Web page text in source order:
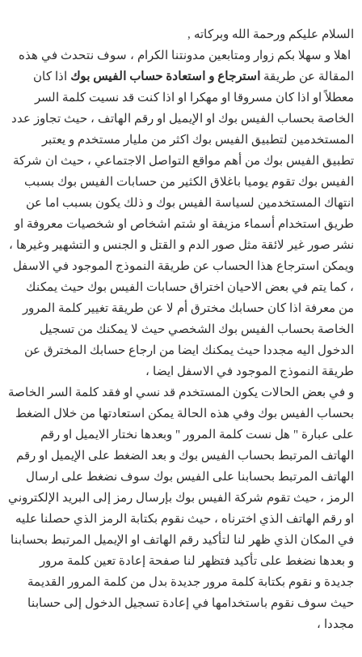
السلام عليكم ورحمة الله وبركاته ,
اهلا و سهلا بكم زوار ومتابعين مدونتنا الكرام ، سوف نتحدث في هذه
المقالة عن طريقة
استرجاع و استعادة حساب الفيس بوك اذا كان
معطلاً او اذا كان مسروقا او مهكرا او اذا كنت قد نسيت كلمة السر
الخاصة بحساب الفيس بوك او الإيميل او رقم الهاتف ، حيث تجاوز عدد
المستخدمين لتطبيق الفيس بوك اكثر من مليار مستخدم و يعتبر
تطبيق الفيس بوك من أهم مواقع التواصل الاجتماعي ، حيث ان شركة
الفيس بوك تقوم يوميا باغلاق الكثير من حسابات الفيس بوك بسبب
انتهاك المستخدمين لسياسة الفيس بوك و ذلك يكون بسبب اما عن
طريق استخدام أسماء مزيفة او شتم اشخاص او شخصيات معروفة او
نشر صور غير لائقة مثل صور الدم و القتل و الجنس و التشهير وغيرها ،
ويمكن استرجاع هذا الحساب عن طريقة النموذج الموجود في الاسفل
، كما يتم في بعض الاحيان اختراق حسابات الفيس بوك حيث يمكنك
من معرفة اذا كان حسابك مخترق أم لا عن طريقة تغيير كلمة المرور
الخاصة بحساب الفيس بوك الشخصي حيث لا يمكنك من تسجيل
الدخول اليه مجددا حيث يمكنك ايضا من ارجاع حسابك المخترق عن
طريقة النموذج الموجود في الاسفل ايضا ،
و في بعض الحالات يكون المستخدم قد نسي او فقد كلمة السر الخاصة
بحساب الفيس بوك وفي هذه الحالة يمكن استعادتها من خلال الضغط
على عبارة " هل نست كلمة المرور " وبعدها نختار الايميل او رقم
الهاتف المرتبط بحساب الفيس بوك و بعد الضغط على الإيميل او رقم
الهاتف المرتبط بحسابنا على الفيس بوك سوف نضغط على ارسال
الرمز ، حيث تقوم شركة الفيس بوك بإرسال رمز إلى البريد الإلكتروني
او رقم الهاتف الذي اخترناه ، حيث نقوم بكتابة الرمز الذي حصلنا عليه
في المكان الذي ظهر لنا لتأكيد رقم الهاتف او الإيميل المرتبط بحسابنا
و بعدها نضغط على تأكيد فتظهر لنا صفحة إعادة تعين كلمة مرور
جديدة و نقوم بكتابة كلمة مرور جديدة بدل من كلمة المرور القديمة
حيث سوف نقوم باستخدامها في إعادة تسجيل الدخول إلى حسابنا
مجددا ،